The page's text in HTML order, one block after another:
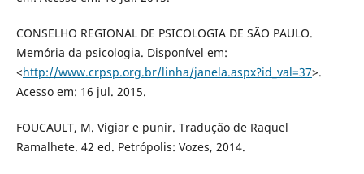
CONSELHO REGIONAL DE PSICOLOGIA DE SÃO PAULO.
Memória da psicologia. Disponível em:
<http://www.crpsp.org.br/linha/janela.aspx?id_val=37>.
Acesso em: 16 jul. 2015.
FOUCAULT, M. Vigiar e punir. Tradução de Raquel
Ramalhete. 42 ed. Petrópolis: Vozes, 2014.